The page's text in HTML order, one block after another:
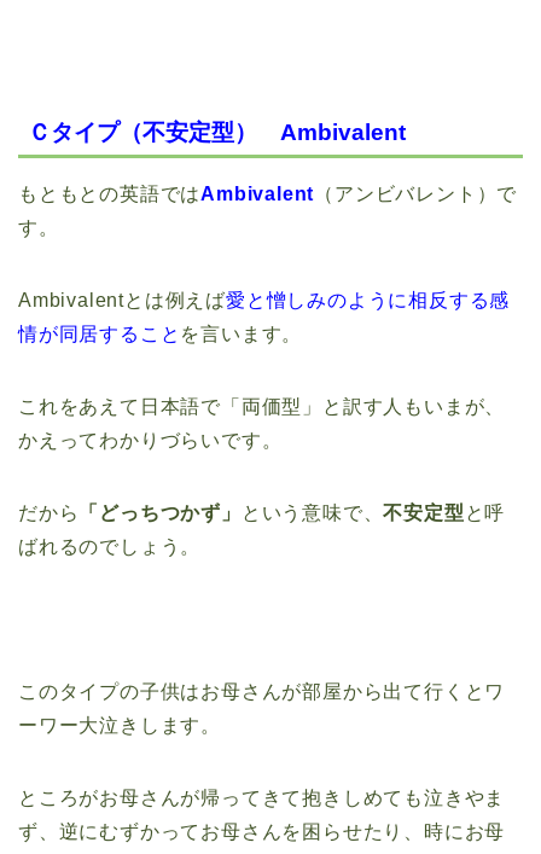
Ｃタイプ（不安定型） Ambivalent
もともとの英語ではAmbivalent （アンビバレント）で
す。
Ambivalentとは例えば愛と憎しみのように相反する感
情が同居すること を言います。
これをあえて日本語で「両価型」と訳す人もいまが、
かえってわかりづらいです。
だから 「どっちつかず」 という意味で、不安定型 と呼
ばれるのでしょう。
このタイプの子供はお母さんが部屋から出て行くとワ
ーワー大泣きします。
ところがお母さんが帰ってきて抱きしめても泣きやま
ず、逆にむずかってお母さんを困らせたり、時にお母